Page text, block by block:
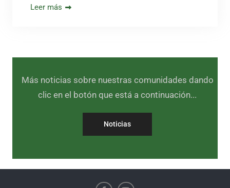
Leer más
Más noticias sobre nuestras comunidades dando
clic en el botón que está a continuación...
Noticias